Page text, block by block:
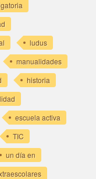
ludus
manualidades
historia
escuela activa
TIC
un día en